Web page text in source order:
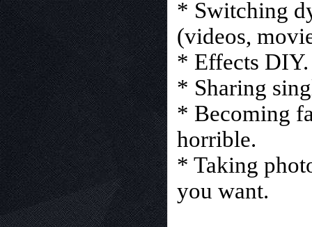
* Switching
(videos,
* Effects DIY.
* Sharing
* Becoming
horrible.
* Taking
you want.